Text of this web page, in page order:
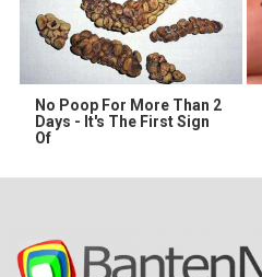
No Poop For More Than 2
Days - It's The First Sign
Of